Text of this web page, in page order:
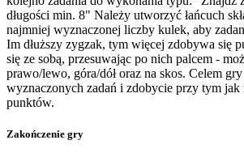
długości min. 8" Należy utworzyć łańcuch
najmniej wyznaczonej liczby kulek, aby
Im dłuższy zygzak, tym więcej zdobywa się
się ze sobą, przesuwając po nich palcem -
prawo/lewo, góra/dół oraz na skos. Celem
wyznaczonych zadań i zdobycie przy tym
punktów.
Zakończenie gry